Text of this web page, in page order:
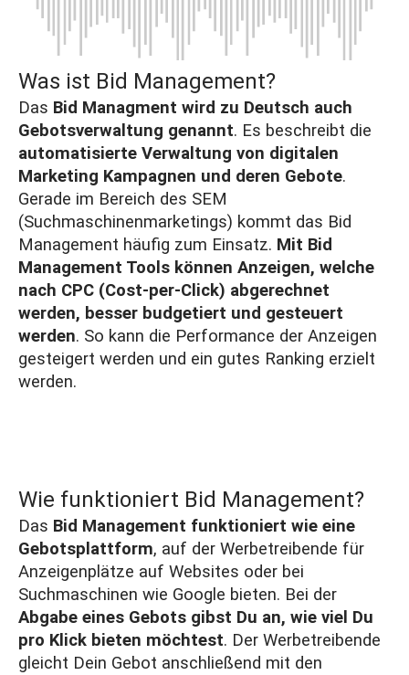
Was ist Bid Management?
Das Bid Managment wird zu Deutsch auch
Gebotsverwaltung genannt. Es beschreibt die
automatisierte Verwaltung von digitalen
Marketing Kampagnen und deren Gebote.
Gerade im Bereich des SEM
(Suchmaschinenmarketings) kommt das Bid
Management häufig zum Einsatz. Mit Bid
Management Tools können Anzeigen, welche
nach CPC (Cost-per-Click) abgerechnet
werden, besser budgetiert und gesteuert
werden. So kann die Performance der Anzeigen
gesteigert werden und ein gutes Ranking erzielt
werden.
Wie funktioniert Bid Management?
Das Bid Management funktioniert wie eine
Gebotsplattform, auf der Werbetreibende für
Anzeigenplätze auf Websites oder bei
Suchmaschinen wie Google bieten. Bei der
Abgabe eines Gebots gibst Du an, wie viel Du
pro Klick bieten möchtest. Der Werbetreibende
gleicht Dein Gebot anschließend mit den